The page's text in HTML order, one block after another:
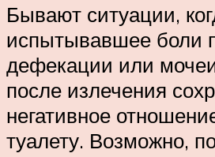
Бывают ситуации,
испытывавшее боли
дефекации или
после излечения
негативное
туалету. Возможно,